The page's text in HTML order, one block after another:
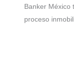
Banker México
proceso